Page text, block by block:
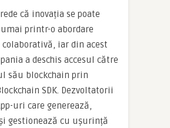
că inovația se poate
printr-o abordare
colaborativă, iar din acest
a deschis accesul către
său blockchain prin
SDK. Dezvoltatorii
uri care generează,
gestionează cu ușurință